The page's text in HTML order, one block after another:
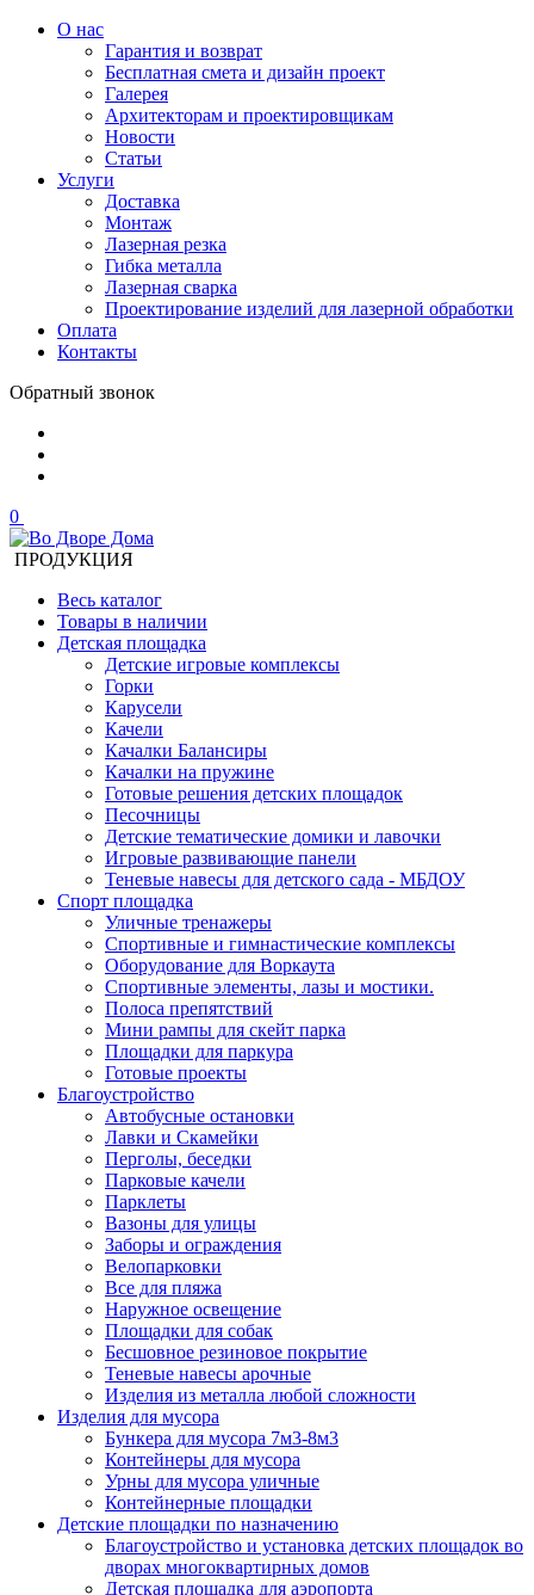
О нас
Гарантия и возврат
Бесплатная смета и дизайн проект
Галерея
Архитекторам и проектировщикам
Новости
Статьи
Услуги
Доставка
Монтаж
Лазерная резка
Гибка металла
Лазерная сварка
Проектирование изделий для лазерной обработки
Оплата
Контакты
Обратный звонок
0
ПРОДУКЦИЯ
Весь каталог
Товары в наличии
Детская площадка
Детские игровые комплексы
Горки
Карусели
Качели
Качалки Балансиры
Качалки на пружине
Готовые решения детских площадок
Песочницы
Детские тематические домики и лавочки
Игровые развивающие панели
Теневые навесы для детского сада - МБДОУ
Спорт площадка
Уличные тренажеры
Спортивные и гимнастические комплексы
Оборудование для Воркаута
Спортивные элементы, лазы и мостики.
Полоса препятствий
Мини рампы для скейт парка
Площадки для паркура
Готовые проекты
Благоустройство
Автобусные остановки
Лавки и Скамейки
Перголы, беседки
Парковые качели
Парклеты
Вазоны для улицы
Заборы и ограждения
Велопарковки
Все для пляжа
Наружное освещение
Площадки для собак
Бесшовное резиновое покрытие
Теневые навесы арочные
Изделия из металла любой сложности
Изделия для мусора
Бункера для мусора 7м3-8м3
Контейнеры для мусора
Урны для мусора уличные
Контейнерные площадки
Детские площадки по назначению
Благоустройство и установка детских площадок во
дворах многоквартирных домов
Детская площадка для аэропорта